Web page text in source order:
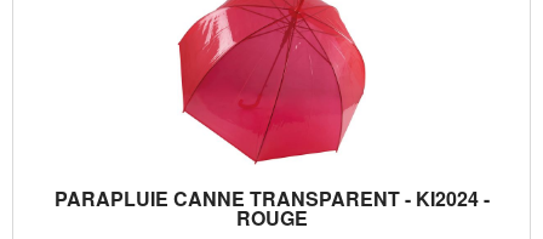
PARAPLUIE CANNE TRANSPARENT - KI2024 -
ROUGE